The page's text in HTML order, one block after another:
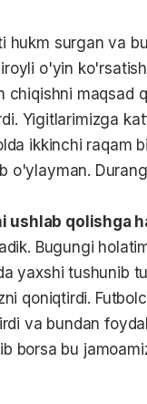
hukm surgan va
o'yin
chiqishni maqsad
Yigitlarimizga
ikkinchi raqam
o'ylayman.
ushlab qolishga
Bugungi
yaxshi tushunib
qoniqtirdi.
va bundan
borsa bu